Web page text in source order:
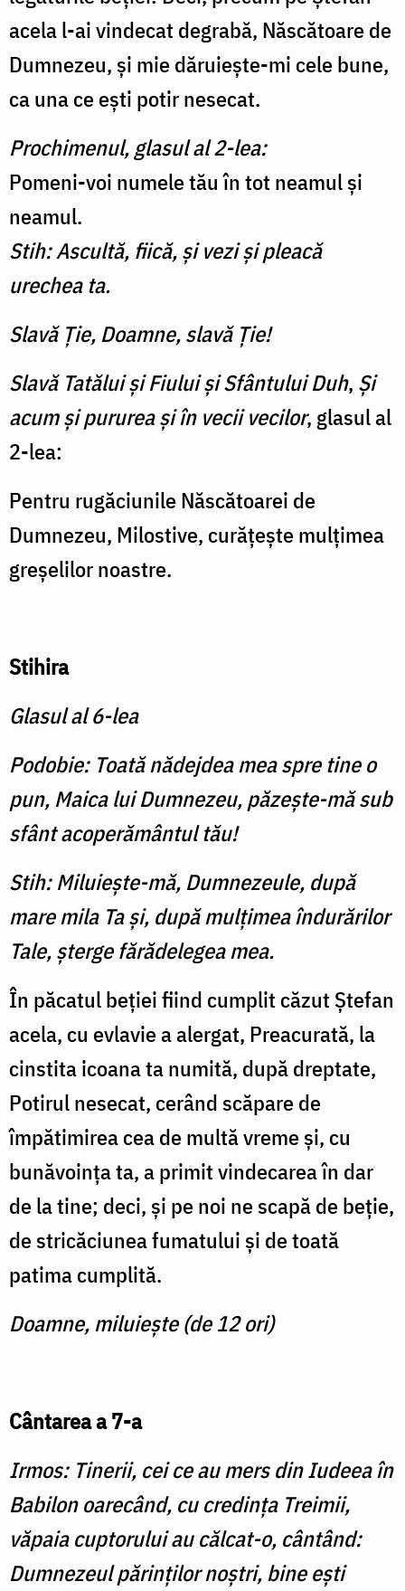
acela l-ai vindecat degrabă, Născătoare de
Dumnezeu, și mie dăruiește-mi cele bune,
ca una ce ești potir nesecat.
Prochimenul, glasul al 2-lea:
Pomeni-voi numele tău în tot neamul și
neamul.
Stih: Ascultă, fiică, și vezi și pleacă
urechea ta.
Slavă Ție, Doamne, slavă Ție!
Slavă Tatălui şi Fiului şi Sfântului Duh, Și
acum și pururea și în vecii vecilor, glasul al
2-lea:
Pentru rugăciunile Născătoarei de
Dumnezeu, Milostive, curățește mulțimea
greșelilor noastre.
Stihira
Glasul al 6-lea
Podobie: Toată nădejdeamea spre tine o
pun, Maica lui Dumnezeu, păzește-mă sub
sfânt acoperământul tău!
Stih: Miluiește-mă, Dumnezeule, după
mare mila Ta și, după mulțimea îndurărilor
Tale, șterge fărădelegea mea.
În păcatul beției fiind cumplit căzut Ștefan
acela, cu evlavie a alergat, Preacurată, la
cinstita icoana ta numită, după dreptate,
Potirul nesecat, cerând scăpare de
împătimirea cea de multă vreme și, cu
bunăvoința ta, a primit vindecarea în dar
de la tine; deci, și pe noi ne scapă de beție,
de stricăciunea fumatului și de toată
patima cumplită.
Doamne, miluiește (de 12 ori)
Cântarea a 7-a
Irmos: Tinerii, cei ce au mers din Iudeea în
Babilon oarecând, cu credința Treimii,
văpaia cuptorului au călcat-o, cântând:
Dumnezeul părinților noștri, bine ești